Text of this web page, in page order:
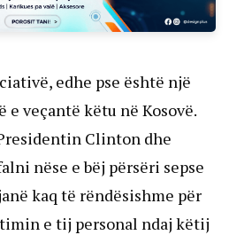
edhe pse është një
e veçantë këtu në Kosovë.
Clinton dhe
nëse e bëj përsëri sepse
kaq të rëndësishme për
e tij personal ndaj këtij